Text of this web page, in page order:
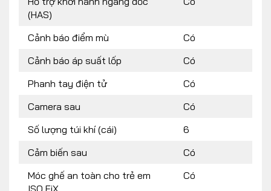
(HAS)
Cảnh báo điểm mù
Có
Cảnh báo áp suất lốp
Có
Phanh tay điện tử
Có
Camera sau
Có
Số lượng túi khí (cái)
6
Cảm biến sau
Có
Móc ghế an toàn cho trẻ em
Có